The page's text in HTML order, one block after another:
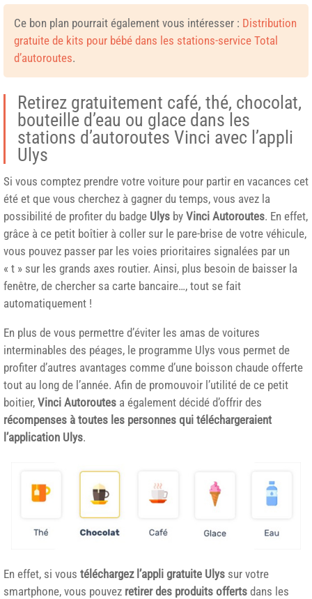
Ce bon plan pourrait également vous intéresser : Distribution
gratuite de kits pour bébé dans les stations-service Total
d’autoroutes.
Retirez gratuitement café, thé, chocolat,
bouteille d’eau ou glace dans les
stations d’autoroutes Vinci avec l’appli
Ulys
Si vous comptez prendre votre voiture pour partir en vacances cet
été et que vous cherchez à gagner du temps, vous avez la
possibilité de profiter du badge Ulys by Vinci Autoroutes. En effet,
grâce à ce petit boîtier à coller sur le pare-brise de votre véhicule,
vous pouvez passer par les voies prioritaires signalées par un
« t » sur les grands axes routier. Ainsi, plus besoin de baisser la
fenêtre, de chercher sa carte bancaire…, tout se fait
automatiquement !
En plus de vous permettre d’éviter les amas de voitures
interminables des péages, le programme Ulys vous permet de
profiter d’autres avantages comme d’une boisson chaude offerte
tout au long de l’année. Afin de promouvoir l’utilité de ce petit
boitier, Vinci Autoroutes a également décidé d’offrir des
récompenses à toutes les personnes qui téléchargeraient
l’application Ulys.
En effet, si vous téléchargez l’appli gratuite Ulys sur votre
smartphone, vous pouvez retirer des produits offerts dans les